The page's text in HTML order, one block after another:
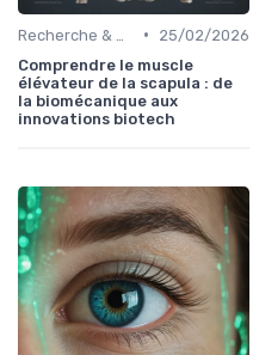
•
25/02/2026
Comprendre le muscle
élévateur de la scapula : de
la biomécanique aux
innovations biotech